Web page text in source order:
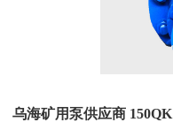
乌海矿用泵供应商